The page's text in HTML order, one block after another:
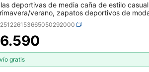
deportivas de media caña de estilo casual
verano, zapatos deportivos de
AND
gratis